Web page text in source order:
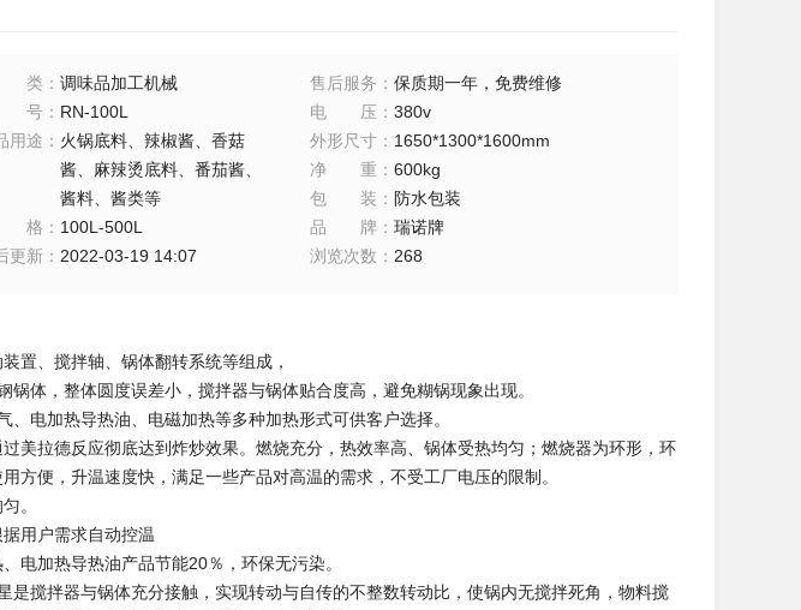
类 ： 调味品加工机械 售后服务 ：保质期一年，免费维修
号： RN-100L 电压 ：380v
用途 ： 火锅底料、辣椒酱、香菇
酱、麻辣烫底料、番茄酱、
酱料、酱类等
外形尺寸 ： 1650*1300*1600mm
净重 ：600kg
包装 ： 防水包装
格 ： 100L-500L 品牌 ：瑞诺牌
更新： 2022-03-19 14:07 浏览次数 ： 268
置、搅拌轴、锅体翻转系统等组成，
体，整体圆度误差小，搅拌器与锅体贴合度高，避免糊锅现象出现。
电加热导热油、电磁加热等多种加热形式可供客户选择。
美拉德反应彻底达到炸炒效果。燃烧充分，热效率高、锅体受热均匀；燃烧器为环形，环
方便，升温速度快，满足一些产品对高温的需求，不受工厂电压的限制。
。
用户需求自动控温
电加热导热油产品节能20％，环保无污染。
是搅拌器与锅体充分接触，实现转动与自传的不整数转动比，使锅内无搅拌死角，物料搅